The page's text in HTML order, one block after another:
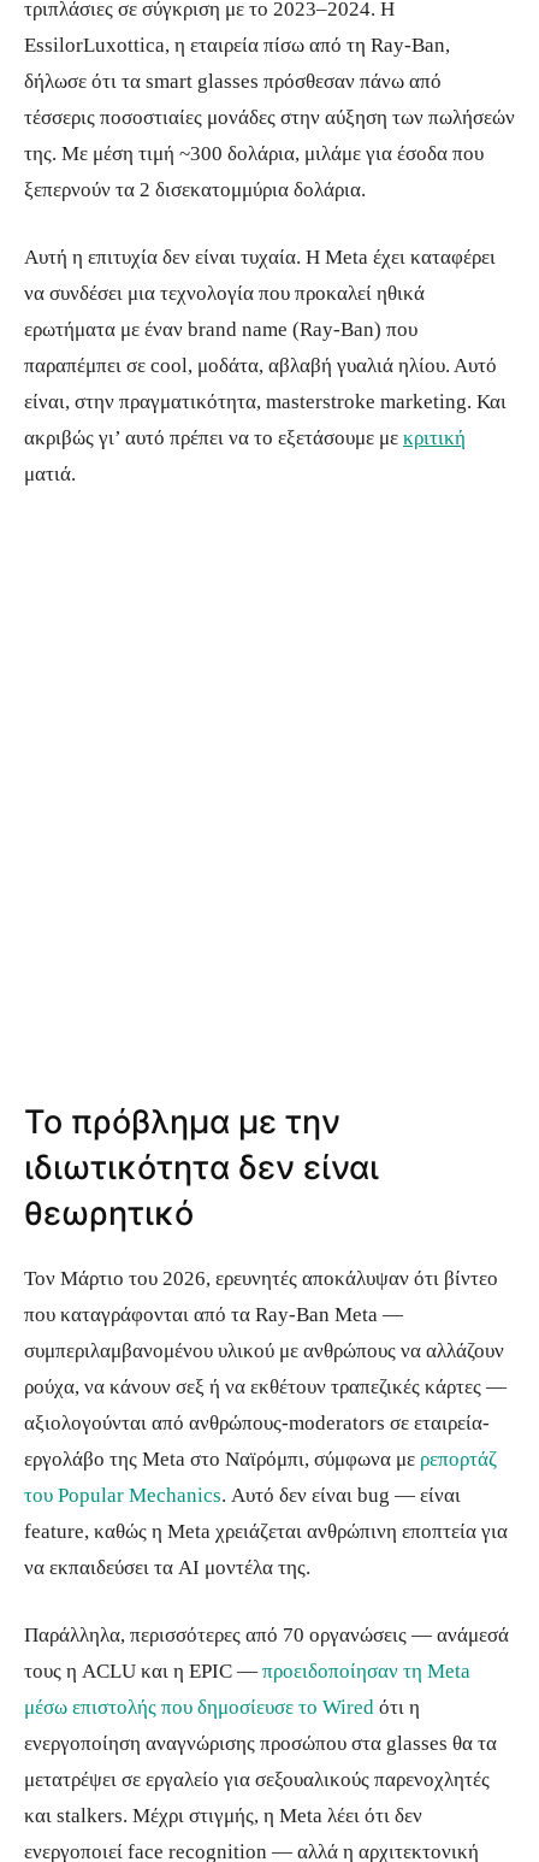
τριπλάσιες σε σύγκριση με το 2023–2024. Η
EssilorLuxottica, η εταιρεία πίσω από τη Ray-Ban,
δήλωσε ότι τα smart glasses πρόσθεσαν πάνω από
τέσσερις ποσοστιαίες μονάδες στην αύξηση των πωλήσεών
της. Με μέση τιμή ~300 δολάρια, μιλάμε για έσοδα που
ξεπερνούν τα 2 δισεκατομμύρια δολάρια.
Αυτή η επιτυχία δεν είναι τυχαία. Η Meta έχει καταφέρει
να συνδέσει μια τεχνολογία που προκαλεί ηθικά
ερωτήματα με έναν brand name (Ray-Ban) που
παραπέμπει σε cool, μοδάτα, αβλαβή γυαλιά ηλίου. Αυτό
είναι, στην πραγματικότητα, masterstroke marketing. Και
ακριβώς γι’ αυτό πρέπει να το εξετάσουμε με κριτική
ματιά.
Το πρόβλημα με την
ιδιωτικότητα δεν είναι
θεωρητικό
Τον Μάρτιο του 2026, ερευνητές αποκάλυψαν ότι βίντεο
που καταγράφονται από τα Ray-Ban Meta —
συμπεριλαμβανομένου υλικού με ανθρώπους να αλλάζουν
ρούχα, να κάνουν σεξ ή να εκθέτουν τραπεζικές κάρτες —
αξιολογούνται από ανθρώπους-moderators σε εταιρεία-
εργολάβο της Meta στο Ναϊρόμπι, σύμφωνα με ρεπορτάζ
του Popular Mechanics. Αυτό δεν είναι bug — είναι
feature, καθώς η Meta χρειάζεται ανθρώπινη εποπτεία για
να εκπαιδεύσει τα AI μοντέλα της.
Παράλληλα, περισσότερες από 70 οργανώσεις — ανάμεσά
τους η ACLU και η EPIC — προειδοποίησαν τη Meta
μέσω επιστολής που δημοσίευσε το Wired ότι η
ενεργοποίηση αναγνώρισης προσώπου στα glasses θα τα
μετατρέψει σε εργαλείο για σεξουαλικούς παρενοχλητές
και stalkers. Μέχρι στιγμής, η Meta λέει ότι δεν
ενεργοποιεί face recognition — αλλά η αρχιτεκτονική